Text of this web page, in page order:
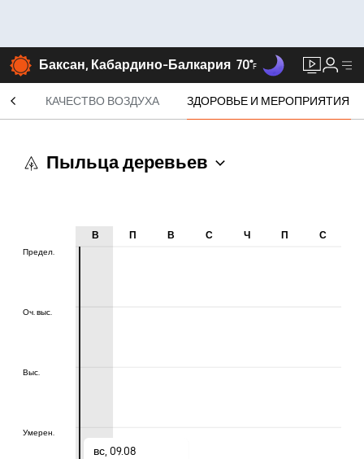
Баксан, Кабардино-Балкария 70°F
КАЧЕСТВО ВОЗДУХА ЗДОРОВЬЕ И МЕРОПРИЯТИЯ
Пыльца деревьев
Предел.
Оч. выс.
Выс.
Умерен.
В П В С Ч П С
Предел.
Оч. выс.
Выс.
Умерен.
вс, 09.08